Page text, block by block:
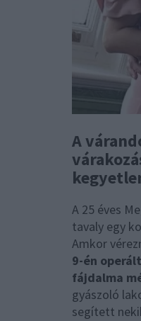
A
A 25 éves
tavaly egy
Amkor
9-én
fájdalma
gyászoló
segített